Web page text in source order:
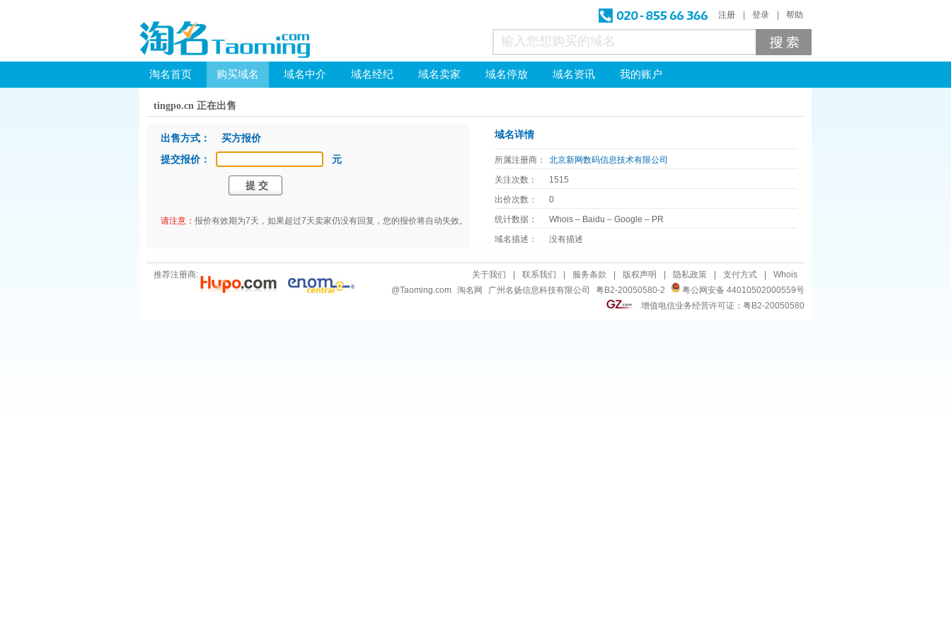
注册 登录 帮助
淘名首页 购买域名 域名中介 域名经纪 域名卖家 域名停放 域名资讯 我的账户
tingpo.cn 正在出售
出售方式： 买方报价
提交报价：
元
请注意： 报价有效期为7天，如果超过7天卖家仍没有回复，您的报价将自动失效。
域名详情
所属注册商：
北京新网数码信息技术有限公司
关注次数：
1515
出价次数：
0
统计数据：
Whois – Baidu –Google – PR
域名描述：
没有描述
推荐注册商: 关于我们 联系我们 服务条款 版权声明 隐私政策 支付方式
Whois
粤公网安备 44010502000559号
粤B2-20050580-2
广州名扬信息科技有限公司
淘名网
@Taoming.com
增值电信业务经营许可证：粤B2-20050580